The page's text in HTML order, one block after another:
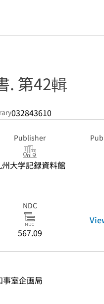
. 第42輯
032843610
Publisher
州大学記録資料館
NDC
567.09
室企画局